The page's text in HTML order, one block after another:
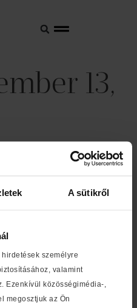
A sütikről
személyre
valamint
Ezenkívül közösségimédia-,
megosztjuk az Ön
13,
Mikó to